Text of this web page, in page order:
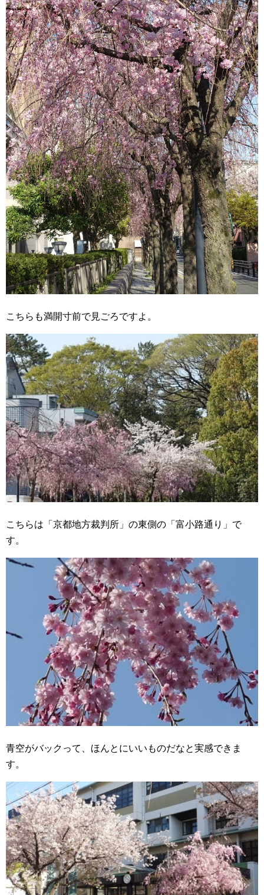
こちらも満開寸前で見ごろですよ。
こちらは「京都地方裁判所」の東側の「富小路通り」で
す。
青空がバックって、ほんとにいいものだなと実感できま
す。